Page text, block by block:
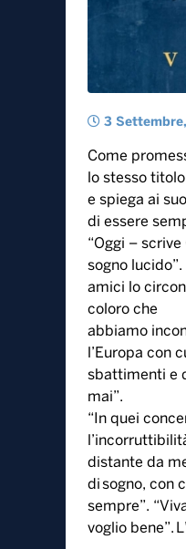
3
Come
lo stesso
e spiega ai
di essere
“Oggi –
sogno
amici lo
coloro che
abbiamo
l’Europa con
sbattimenti e
mai”.
“In quei
distante da
di sogno, con
sempre”.
voglio bene”.